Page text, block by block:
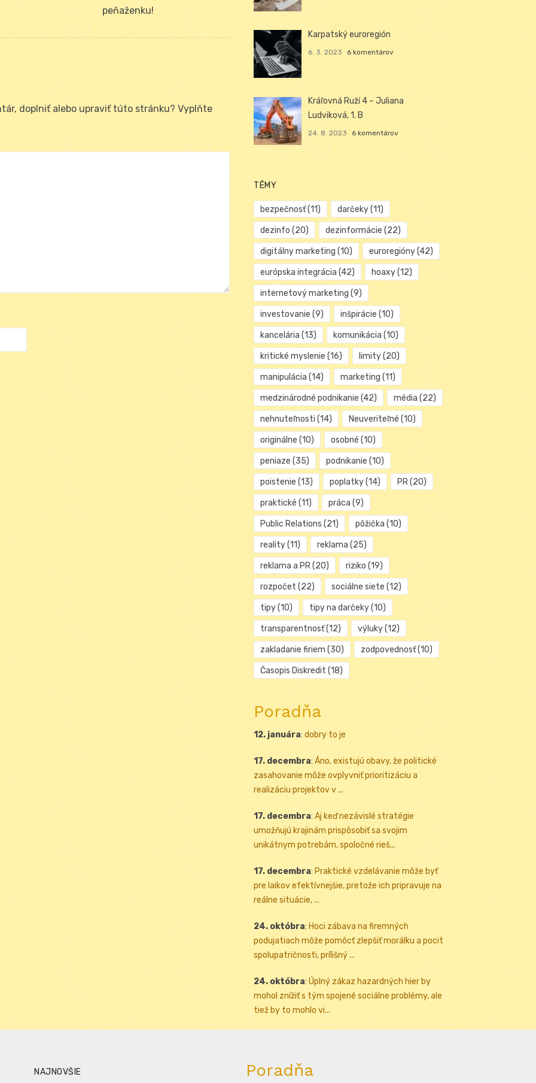
peňaženku!
doplniť alebo upraviť túto stránku? Vyplňte
Karpatský euroregión
6. 3. 2023 6 komentárov
Kráľovná Ruží 4 – Juliana
Ludviková, 1. B
24. 8. 2023 6 komentárov
TÉMY
bezpečnosť(11) darčeky(11)
dezinfo (20) dezinformácie (22)
digitálny marketing (10) euroregióny(42)
európska integrácia (42) hoaxy(12)
internetový marketing (9)
investovanie (9) inšpirácie (10)
kancelária (13) komunikácia (10)
kritické myslenie (16) limity(20)
manipulácia (14) marketing (11)
medzinárodné podnikanie (42) média (22)
nehnuteľnosti (14) Neuveriteľné (10)
originálne (10) osobné (10)
peniaze (35) podnikanie (10)
poistenie (13) poplatky(14) PR(20)
praktické (11) práca (9)
Public Relations (21) pôžička (10)
reality(11) reklama (25)
reklama a PR(20) riziko (19)
rozpočet (22) sociálne siete (12)
tipy(10) tipy na darčeky(10)
transparentnosť(12) výluky(12)
zakladanie firiem (30) zodpovednosť(10)
Časopis Diskredit (18)
Poradňa
12. januára: dobry to je
17. decembra: Áno, existujú obavy, že politické
zasahovanie môže ovplyvniť prioritizáciu a
realizáciu projektov v ...
17. decembra: Aj keď nezávislé stratégie
umožňujú krajinám prispôsobiť sa svojim
unikátnym potrebám, spoločné rieš...
17. decembra: Praktické vzdelávanie môže byť
pre laikov efektívnejšie, pretože ich pripravuje na
reálne situácie, ...
24. októbra: Hoci zábava na firemných
podujatiach môže pomôcť zlepšiť morálku a pocit
spolupatričnosti, prílišný ...
24. októbra: Úplný zákaz hazardných hier by
mohol znížiť s tým spojené sociálne problémy, ale
tiež by to mohlo vi...
NAJNOVŠIE Poradňa